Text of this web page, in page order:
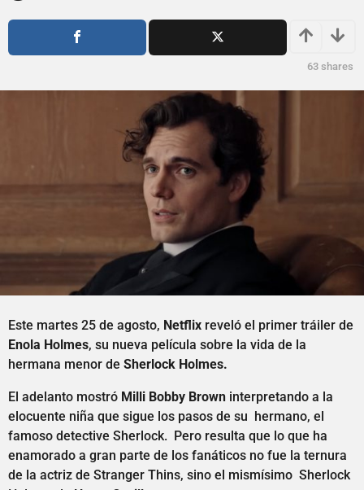
o
s
a
63 shares
Este martes 25 de agosto, Netflix reveló el primer tráiler de
Enola Holmes, su nueva película sobre la vida de la
hermana menor de Sherlock Holmes.
El adelanto mostró Milli Bobby Brown interpretando a la
elocuente niña que sigue los pasos de su hermano, el
famoso detective Sherlock. Pero resulta que lo que ha
enamorado a gran parte de los fanáticos no fue la ternura
de la actriz de Stranger Thins, sino el mismísimo Sherlock